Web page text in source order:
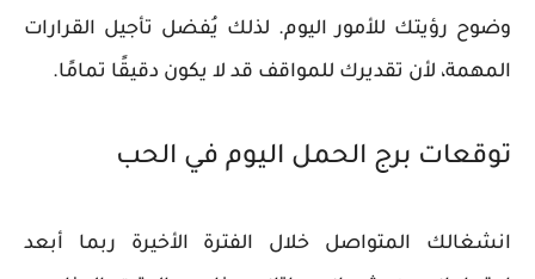
وضوح رؤيتك للأمور اليوم. لذلك يُفضل تأجيل القرارات
المهمة، لأن تقديرك للمواقف قد لا يكون دقيقًا تمامًا.
توقعات برج الحمل اليوم في الحب
انشغالك المتواصل خلال الفترة الأخيرة ربما أبعد